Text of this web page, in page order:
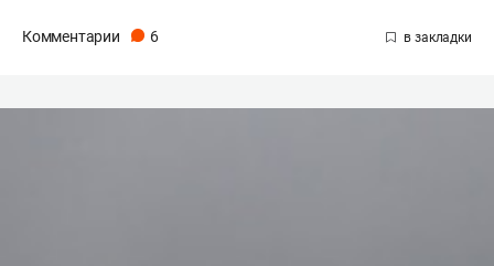
Комментарии 6